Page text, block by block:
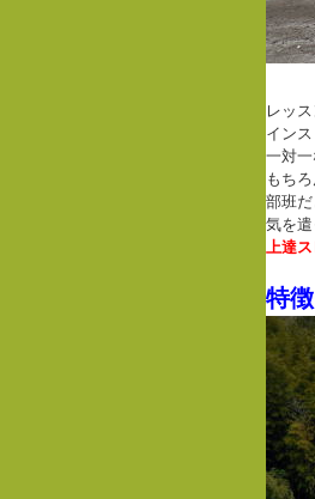
レッ
イン
一対一
もち
部班
気を
上達ス
特